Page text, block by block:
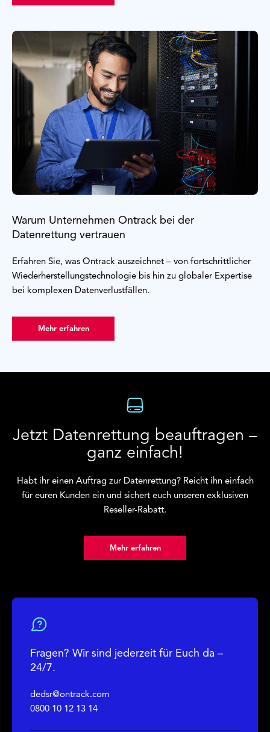
Warum Unternehmen Ontrack bei der
Datenrettung vertrauen
Erfahren Sie, was Ontrack auszeichnet – von fortschrittlicher
Wiederherstellungstechnologie bis hin zu globaler Expertise
bei komplexen Datenverlustfällen.
Mehr erfahren
Jetzt Datenrettung beauftragen –
ganz einfach!
Habt ihr einen Auftrag zur Datenrettung? Reicht ihn einfach
für euren Kunden ein und sichert euch unseren exklusiven
Reseller-Rabatt.
Mehr erfahren
Fragen? Wir sind jederzeit für Euch da –
24/7.
dedsr@ontrack.com
0800 10 12 13 14